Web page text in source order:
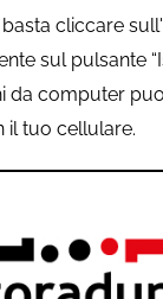
cliccare
sul pulsante
da computer
il tuo cellulare.